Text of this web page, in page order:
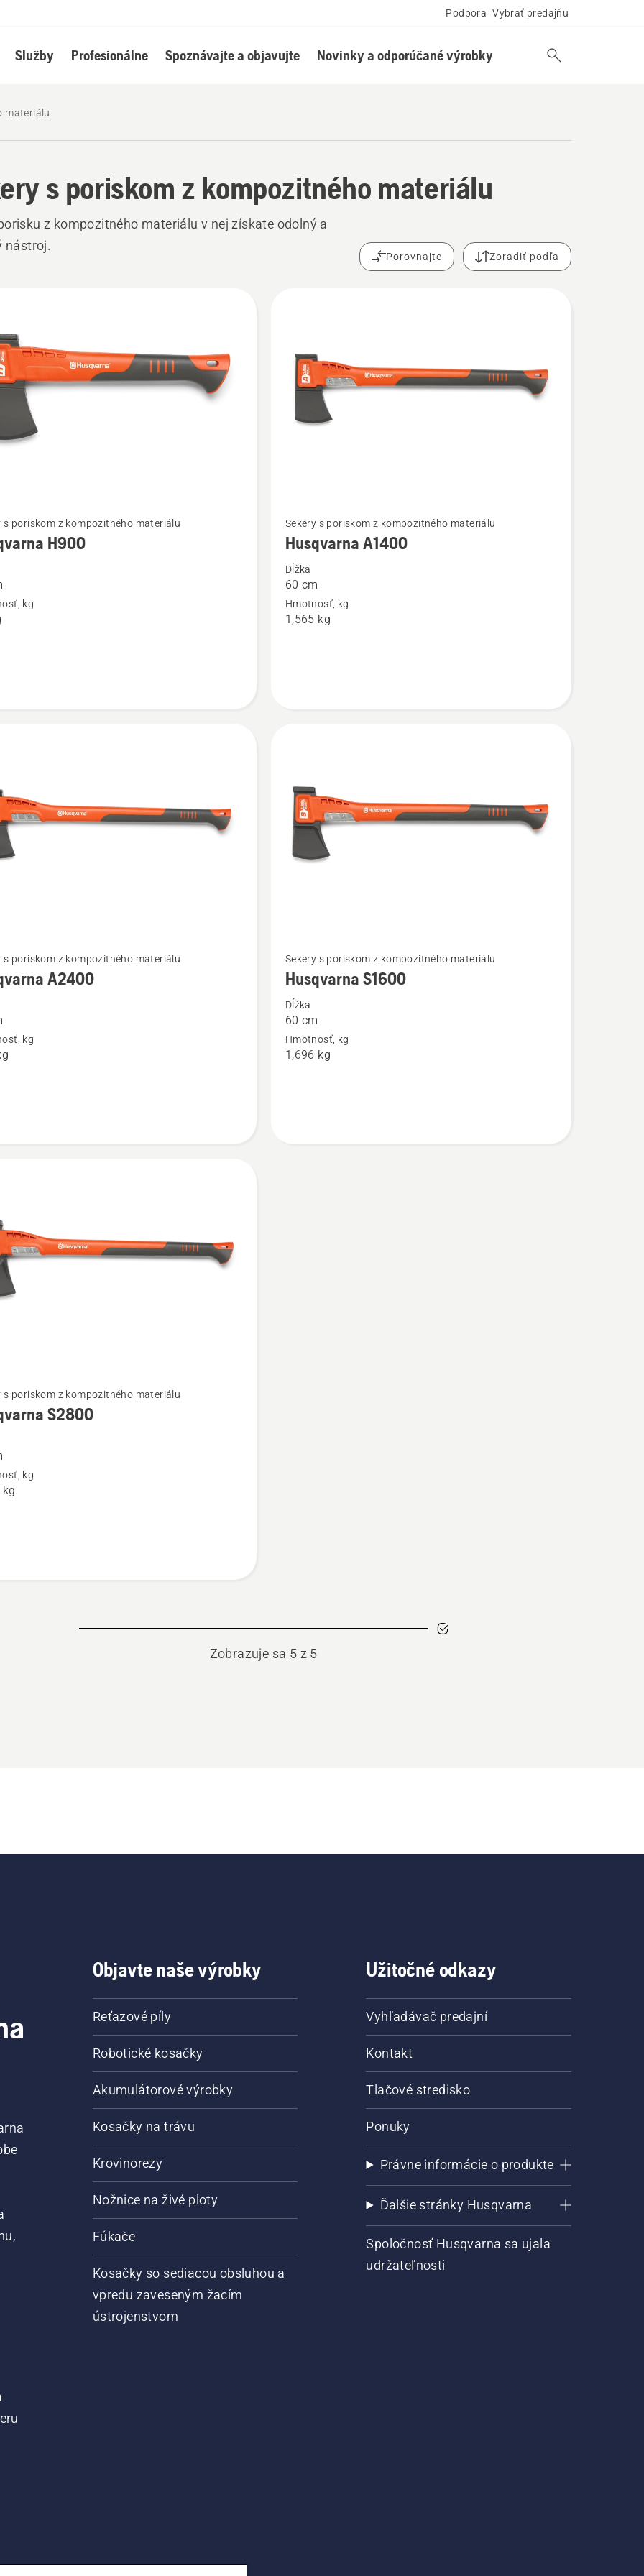
Podpora Vybrať predajňu
Služby Profesionálne Spoznávajte a objavujte Novinky a odporúčané výrobky
materiálu
s poriskom z kompozitného materiálu
z kompozitného materiálu v nej získate odolný a
nástroj.
Porovnajte Zoradiť podľa
s poriskom z kompozitného materiálu
H900
kg
viac
podrobností
Husqvarna
A1400
Sekery s poriskom z kompozitného materiálu
Husqvarna A1400
Dĺžka
60 cm
Hmotnosť, kg
1,565 kg
s poriskom z kompozitného materiálu
A2400
kg
viac
podrobností
S1600
Sekery s poriskom z kompozitného materiálu
Husqvarna S1600
Dĺžka
60 cm
Hmotnosť, kg
1,696 kg
s poriskom z kompozitného materiálu
S2800
kg
Zobrazuje sa 5 z 5
Objavte naše výrobky
Reťazové píly
Robotické kosačky
Akumulátorové výrobky
Kosačky na trávu
Krovinorezy
Nožnice na živé ploty
Fúkače
Kosačky so sediacou obsluhou a
vpredu zaveseným žacím
ústrojenstvom
Užitočné odkazy
Vyhľadávač predajní
Kontakt
Tlačové stredisko
Ponuky
Právne informácie o produkte
Ďalšie stránky Husqvarna
Spoločnosť Husqvarna sa ujala
udržateľnosti